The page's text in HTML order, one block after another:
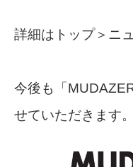
詳細はトップ＞ニ
今後も「
せていただきます。